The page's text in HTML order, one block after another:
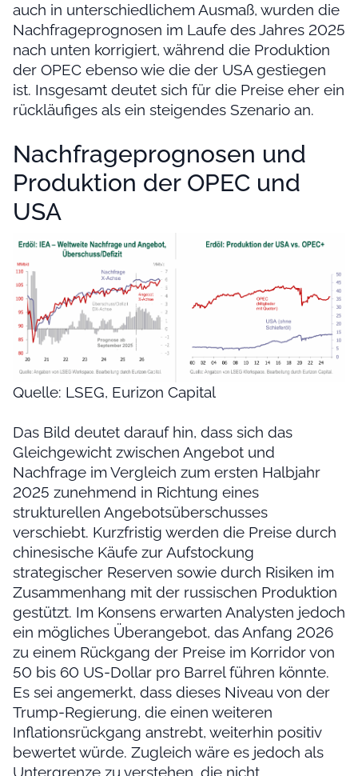
auch in unterschiedlichem Ausmaß, wurden die
Nachfrageprognosen im Laufe des Jahres 2025
nach unten korrigiert, während die Produktion
der OPEC ebenso wie die der USA gestiegen
ist. Insgesamt deutet sich für die Preise eher ein
rückläufiges als ein steigendes Szenario an.
Nachfrageprognosen und
Produktion der OPEC und
USA
Quelle: LSEG, Eurizon Capital
Das Bild deutet darauf hin, dass sich das
Gleichgewicht zwischen Angebot und
Nachfrage im Vergleich zum ersten Halbjahr
2025 zunehmend in Richtung eines
strukturellen Angebotsüberschusses
verschiebt. Kurzfristig werden die Preise durch
chinesische Käufe zur Aufstockung
strategischer Reserven sowie durch Risiken im
Zusammenhang mit der russischen Produktion
gestützt. Im Konsens erwarten Analysten jedoch
ein mögliches Überangebot, das Anfang 2026
zu einem Rückgang der Preise im Korridor von
50 bis 60 US-Dollar pro Barrel führen könnte.
Es sei angemerkt, dass dieses Niveau von der
Trump-Regierung, die einen weiteren
Inflationsrückgang anstrebt, weiterhin positiv
bewertet würde. Zugleich wäre es jedoch als
Untergrenze zu verstehen, die nicht